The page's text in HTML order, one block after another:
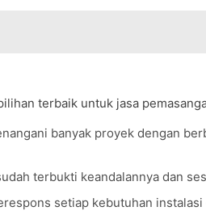
terbaik untuk jasa
banyak proyek dengan
terbukti keandalannya dan
setiap kebutuhan